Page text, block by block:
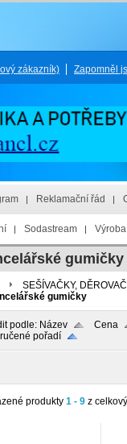
zákazník) Zapomněl
Reklamační řád
Sodastream
gumičky
SEŠÍVAČKY,
gumičky
podle: Název
Cena
pořadí
produkty 1 - 9 z